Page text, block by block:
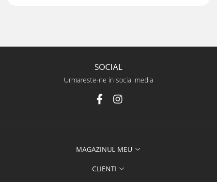
SOCIAL
Urmareste-ne in social media
MAGAZINUL MEU
CLIENTI